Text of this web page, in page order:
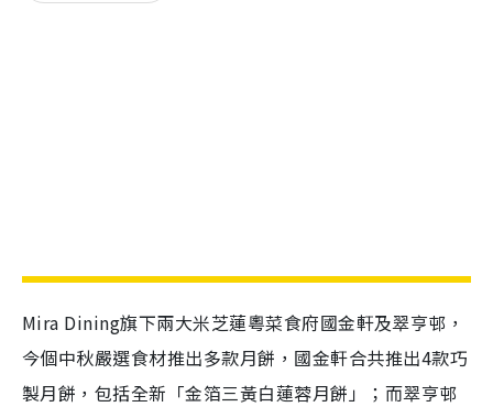
Mira Dining旗下兩大米芝蓮粵菜食府國金軒及翠亨邨，
今個中秋嚴選食材推出多款月餅，國金軒合共推出4款巧
製月餅，包括全新「金箔三黃白蓮蓉月餅」；而翠亨邨